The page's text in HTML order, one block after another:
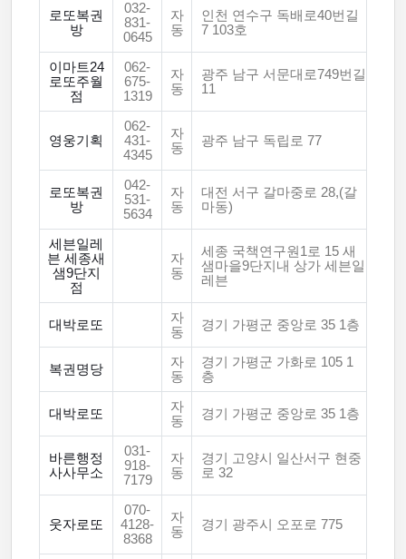
로또복권
방
032-
831-
0645
자
동
인천 연수구 독배로40번길
7 103호
이마트24
로또주월
점
062-
675-
1319
자
동
광주 남구 서문대로749번길
11
영웅기획
062-
431-
4345
자
동
광주 남구 독립로 77
로또복권
방
042-
531-
5634
자
동
대전 서구 갈마중로 28,(갈
마동)
세븐일레
븐 세종새
샘9단지
점
자
동
세종 국책연구원1로 15 새
샘마을9단지내 상가 세븐일
레븐
대박로또
자
동
경기 가평군 중앙로 35 1층
복권명당
자
동
경기 가평군 가화로 105 1
층
대박로또
자
동
경기 가평군 중앙로 35 1층
바른행정
사사무소
031-
918-
7179
자
동
경기 고양시 일산서구 현중
로 32
웃자로또
070-
4128-
8368
자
동
경기 광주시 오포로 775